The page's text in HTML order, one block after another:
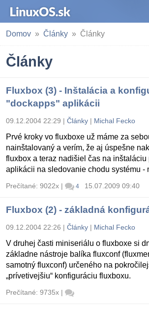
Domov Články Články
Články
Fluxbox (3) - Inštalácia a
"dockapps" aplikácii
09.12.2004 22:29 | Články | Michal Fecko
Prvé kroky vo fluxboxe už máme za
nainštalovaný a verím, že aj úspešne
fluxbox a teraz nadišiel čas na inštaláciu
aplikácii na sledovanie chodu systému -
Prečítané: 9022x | 4 15.07.2009 09:40
Fluxbox (2) - základná
09.12.2004 22:26 | Články | Michal Fecko
V druhej časti miniseriálu o fluxboxe si
základne nástroje balíka fluxconf
samotný fluxconf) určeného na
„prívetivejšiu“ konfiguráciu fluxboxu.
Prečítané: 9735x |